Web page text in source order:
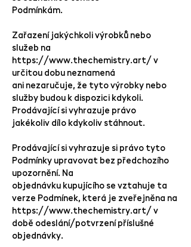
Podmínkám.
Zařazení jakýchkoli výrobků nebo
služeb na
https://www.thechemistry.art/v
určitou dobu neznamená
ani nezaručuje, že tyto výrobky nebo
služby budou k dispozici kdykoli.
Prodávající si vyhrazuje právo
jakékoliv dílo kdykoliv stáhnout.
Prodávající si vyhrazuje si právo tyto
Podmínky upravovat bez předchozího
upozornění. Na
objednávku kupujícího se vztahuje ta
verze Podmínek, která je zveřejněna na
https://www.thechemistry.art/v
době odeslání/potvrzení příslušné
objednávky.